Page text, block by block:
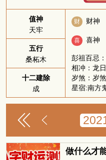
值神
天牢
五行
桑柘木
十二建除
成
财 财神
喜 喜神
相冲：龙
岁煞：岁
星宿:南方
做什么才